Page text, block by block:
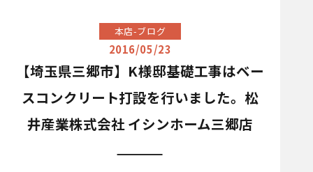
本店-ブログ
2016/05/23
【埼玉県三郷市】K様邸基礎工事はベー
スコンクリート打設を行いました。松
井産業株式会社 イシンホーム三郷店